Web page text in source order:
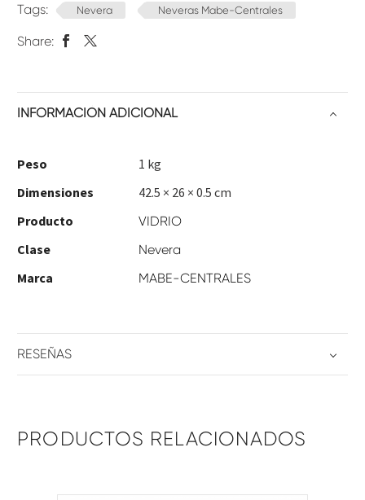
Tags:
Nevera Neveras Mabe-Centrales
Share:
INFORMACIÓN ADICIONAL
Peso
1 kg
Dimensiones
42.5 × 26 × 0.5 cm
Producto
VIDRIO
Clase Nevera
Marca MABE-CENTRALES
RESEÑAS
PRODUCTOS RELACIONADOS